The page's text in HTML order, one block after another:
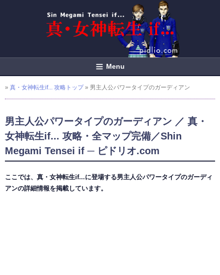
Menu
» 真・女神転生if... 攻略トップ» 男主人公パワータイプのガーディアン
男主人公パワータイプのガーディアン ／ 真・
女神転生if... 攻略・全マップ完備／Shin
Megami Tensei if ─ ピドリオ.com
ここでは、真・女神転生if...に登場する男主人公パワータイプのガーディ
アンの詳細情報を掲載しています。